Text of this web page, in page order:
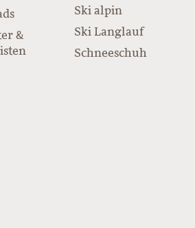
Ski alpin
Ski Langlauf
Schneeschuh
&